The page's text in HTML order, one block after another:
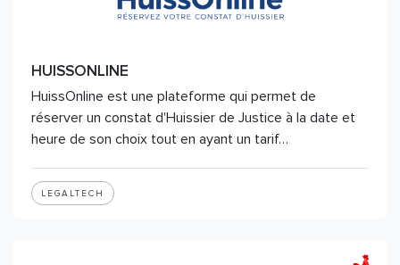
HUISSONLINE
HuissOnline est une plateforme qui permet de
réserver un constat d'Huissier de Justice à la date et
heure de son choix tout en ayant un tarif…
LEGALTECH